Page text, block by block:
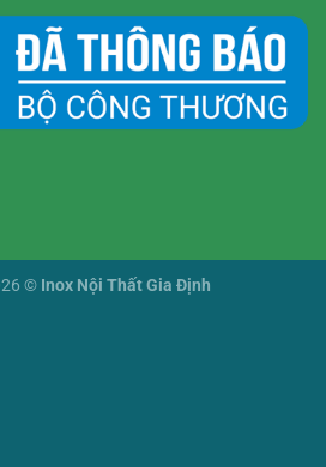
© Inox Nội Thất Gia Định